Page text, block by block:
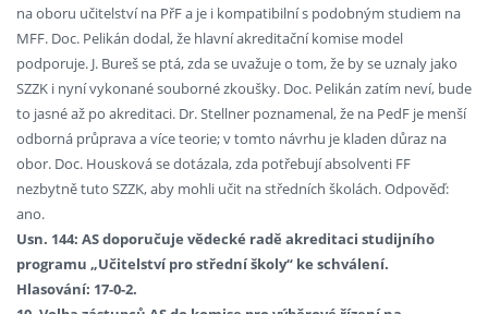
na oboru učitelství na PřF a je i kompatibilní s podobným studiem na
MFF. Doc. Pelikán dodal, že hlavní akreditační komise model
podporuje. J. Bureš se ptá, zda se uvažuje o tom, že by se uznaly jako
SZZK i nyní vykonané souborné zkoušky. Doc. Pelikán zatím neví, bude
to jasné až po akreditaci. Dr. Stellner poznamenal, že na PedF je menší
odborná průprava a více teorie; v tomto návrhu je kladen důraz na
obor. Doc. Housková se dotázala, zda potřebují absolventi FF
nezbytně tuto SZZK, aby mohli učit na středních školách. Odpověď:
ano.
Usn. 144: AS doporučuje vědecké radě akreditaci studijního
programu „Učitelství pro střední školy“ ke schválení.
Hlasování: 17-0-2.